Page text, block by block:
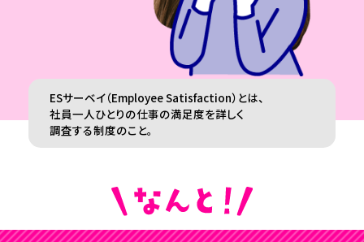
ESサーベイ（Employee Satisfaction）とは、
社員一人ひとりの仕事の満足度を詳しく
調査する制度のこと。